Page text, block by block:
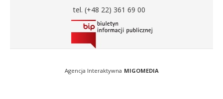
tel. (+48 22) 361 69 00
Agencja Interaktywna MIGOMEDIA